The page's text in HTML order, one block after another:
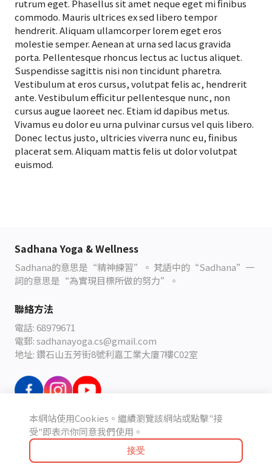
rutrum eget. Phasellus sit amet neque eget mi finibus
commodo. Mauris ultrices ex sed libero tempor
hendrerit. Aliquam ullamcorper lorem eget eros
molestie semper. Aenean at urna sed lacus gravida
porta. Pellentesque rhoncus lectus ac luctus aliquet.
Suspendisse sagittis nisi non tincidunt pharetra.
Vestibulum at eros cursus, volutpat felis ac, hendrerit
ante. Vestibulum efficitur pellentesque nunc, non
cursus augue laoreet nec. Etiam id dapibus metus.
Vivamus eu dolor eu urna pulvinar cursus vel quis libero.
Donec lectus justo, ultricies viverra nunc eu, finibus
placerat sem. Aliquam mattis felis ut dolor volutpat
euismod.
Sadhana Yoga & Wellness
Sadhana的意思是 “精神練習” 。 梵語中的 “Sadhana” 一
詞的意思是 “為實現目標所做的努力” 。
聯絡方法
電話: 68979671
電郵: sadhanayoga.cs@gmail.com
地址: 鑽石山五芳街8號利嘉工業大廈7樓C02室
條款及細則
本網站使用Cookies。繼續瀏覽該網站或點擊"接
受"即表示你同意我們使用。
接受